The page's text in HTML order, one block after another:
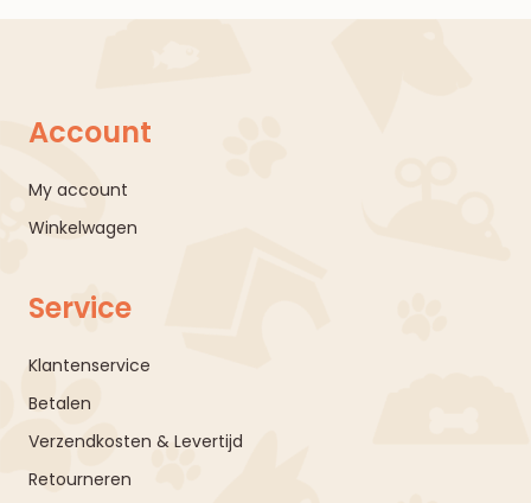
Account
My account
Winkelwagen
Service
Klantenservice
Betalen
Verzendkosten & Levertijd
Retourneren